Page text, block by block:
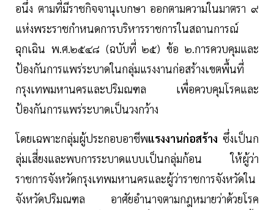
อนึ่ง ตามที่มีราชกิจจานุเบกษา ออกตามความในมาตรา ๙
แห่งพระราชกำหนดการบริหารราชการในสถานการณ์
ฉุกเฉิน พ.ศ.๒๕๔๘ (ฉบับที่ ๒๕) ข้อ ๒.การควบคุมและ
ป้องกันการแพร่ระบาดในกลุ่มแรงงานก่อสร้างเขตพื้นที่
กรุงเทพมหานครและปริมณฑล เพื่อควบคุมโรคและ
ป้องกันการแพร่ระบาดเป็นวงกว้าง
โดยเฉพาะกลุ่มผู้ประกอบอาชีพแรงงานก่อสร้าง ซึ่งเป็นก
ลุ่มเสี่ยงและพบการระบาดแบบเป็นกลุ่มก้อน ให้ผู้ว่า
ราชการจังหวัดกรุงเทพมหานครและผู้ว่าราชการจังหวัดใน
จังหวัดปริมณฑล อาศัยอำนาจตามกฎหมายว่าด้วยโรค